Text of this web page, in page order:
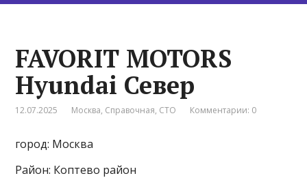
FAVORIT MOTORS
Hyundai Север
12.07.2025 Москва, Справочная, СТО Комментарии: 0
город: Москва
Район: Коптево район